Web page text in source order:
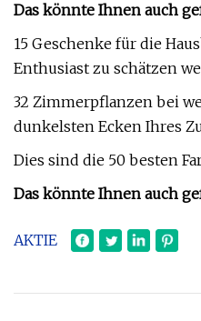
Das könnte Ihnen auch
15 Geschenke für die
Enthusiast zu schätzen
32 Zimmerpflanzen bei
dunkelsten Ecken Ihres
Dies sind die 50 besten
Das könnte Ihnen auch
AKTIE